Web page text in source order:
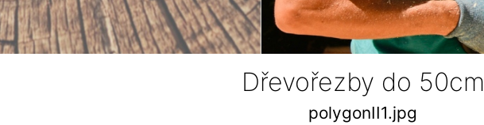
Dřevořezby do 50cm
polygonII1.jpg